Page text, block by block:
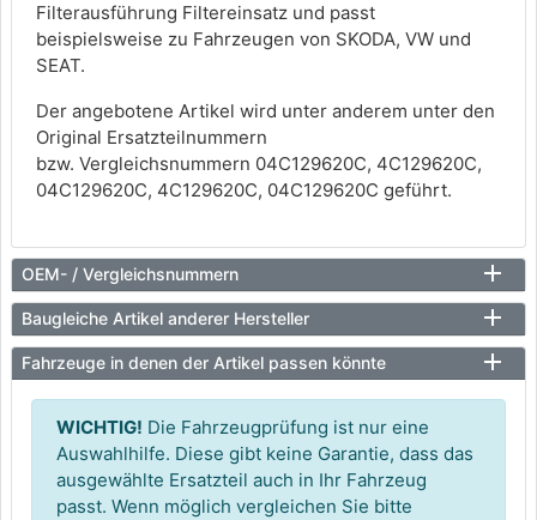
Filterausführung Filtereinsatz und passt
beispielsweise zu Fahrzeugen von SKODA, VW und
SEAT.
Der angebotene Artikel wird unter anderem unter den
Original Ersatzteilnummern
bzw. Vergleichsnummern 04C129620C, 4C129620C,
04C129620C, 4C129620C, 04C129620C geführt.
OEM- / Vergleichsnummern
Baugleiche Artikel anderer Hersteller
Fahrzeuge in denen der Artikel passen könnte
WICHTIG! Die Fahrzeugprüfung ist nur eine
Auswahlhilfe. Diese gibt keine Garantie, dass das
ausgewählte Ersatzteil auch in Ihr Fahrzeug
passt. Wenn möglich vergleichen Sie bitte